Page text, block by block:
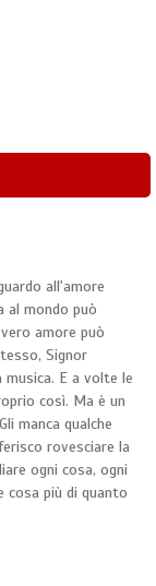
all'amore
al mondo può
amore può
Signor
E a volte le
così. Ma è un
manca qualche
rovesciare la
ogni cosa, ogni
cosa più di quanto